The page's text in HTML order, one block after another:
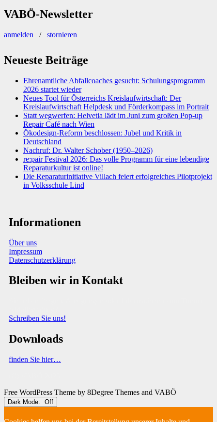
VABÖ-Newsletter
anmelden / stornieren
Neueste Beiträge
Ehrenamtliche Abfallcoaches gesucht: Schulungsprogramm
2026 startet wieder
Neues Tool für Österreichs Kreislaufwirtschaft: Der
Kreislaufwirtschaft Helpdesk und Förderkompass im Portrait
Statt wegwerfen: Helvetia lädt im Juni zum großen Pop-up
Repair Café nach Wien
Ökodesign-Reform beschlossen: Jubel und Kritik in
Deutschland
Nachruf: Dr. Walter Schober (1950–2026)
re:pair Festival 2026: Das volle Programm für eine lebendige
Reparaturkultur ist online!
Die Reparaturinitiative Villach feiert erfolgreiches Pilotprojekt
in Volksschule Lind
Informationen
Über uns
Impressum
Datenschutzerklärung
Bleiben wir in Kontakt
Schreiben Sie uns!
Downloads
finden Sie hier…
Free WordPress Theme by 8Degree Themes and VABÖ
Dark Mode: